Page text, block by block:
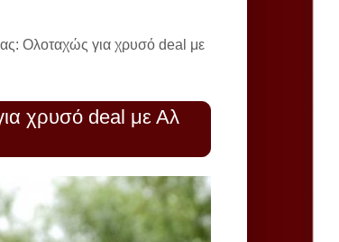
Ολοταχώς για χρυσό deal με
χρυσό deal με Αλ